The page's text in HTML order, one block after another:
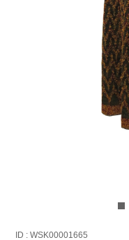
ID : WSK00001665